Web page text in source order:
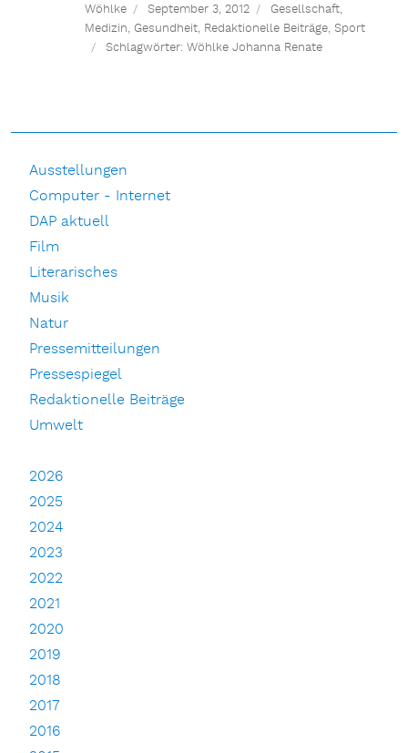
Wöhlke September 3, 2012 Gesellschaft,
Medizin, Gesundheit, Redaktionelle Beiträge, Sport
Schlagwörter:Wöhlke Johanna Renate
Ausstellungen
Computer - Internet
DAP aktuell
Film
Literarisches
Musik
Natur
Pressemitteilungen
Pressespiegel
Redaktionelle Beiträge
Umwelt
2026
2025
2024
2023
2022
2021
2020
2019
2018
2017
2016